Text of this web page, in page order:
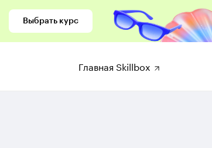
Выбрать курс
Главная Skillbox